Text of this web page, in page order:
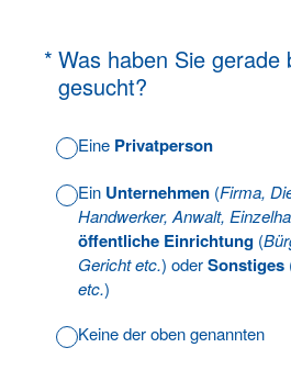
* Was haben Sie gerade
gesucht?
(Erforderlich.)
Eine Privatperson
Ein Unternehmen (Firma,
Handwerker, Anwalt,
öffentliche Einrichtung (
Gericht etc.) oderSonstiges
etc.)
Keine der oben genannten